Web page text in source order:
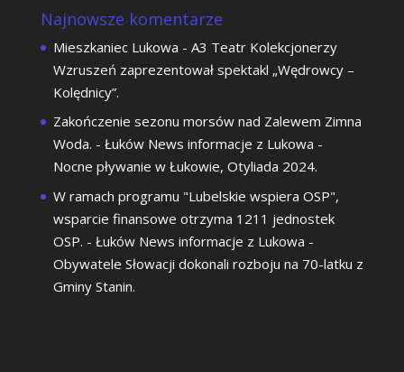
Najnowsze komentarze
Mieszkaniec Lukowa - A3 Teatr Kolekcjonerzy
Wzruszeń zaprezentował spektakl „Wędrowcy –
Kolędnicy”.
Zakończenie sezonu morsów nad Zalewem Zimna
Woda. - Łuków News informacje z Lukowa -
Nocne pływanie w Łukowie, Otyliada 2024.
W ramach programu "Lubelskie wspiera OSP",
wsparcie finansowe otrzyma 1211 jednostek
OSP. - Łuków News informacje z Lukowa -
Obywatele Słowacji dokonali rozboju na 70-latku z
Gminy Stanin.